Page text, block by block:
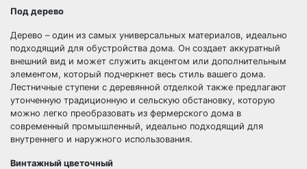
Под дерево
Дерево – один из самых универсальных материалов, идеально
подходящий для обустройства дома. Он создает аккуратный
внешний вид и может служить акцентом или дополнительным
элементом, который подчеркнет весь стиль вашего дома.
Лестничные ступени с деревянной отделкой также предлагают
утонченную традиционную и сельскую обстановку, которую
можно легко преобразовать из фермерского дома в
современный промышленный, идеально подходящий для
внутреннего и наружного использования.
Винтажный цветочный